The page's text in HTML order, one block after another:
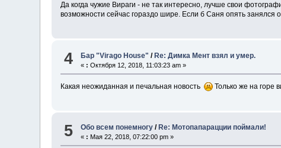
Да когда чужие Вираги - не так интересно, лучше свои
возможности сейчас гораздо шире. Если б Саня опять занялся
4 Бар "Virago House" /Re: Димка Мент взял и умер.
« : Октября 12, 2018, 11:03:23 am »
Какая неожиданная и печальная новость Только же на горе
5 Обо всем понемногу / Re: Мотопапарацции поймали!
« : Мая 22, 2018, 07:22:00 pm »